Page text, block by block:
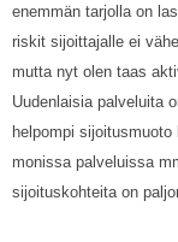
enemmän tarjolla on
riskit sijoittajalle ei
mutta nyt olen taas
Uudenlaisia palveluita
helpompi
monissa palveluissa
sijoituskohteita on